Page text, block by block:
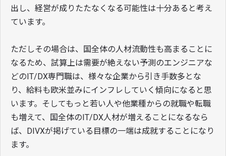
出し、経営が成りたたなくなる可能性は十分あると考え
ています。
ただしその場合は、国全体の人材流動性も高まることに
なるため、試算上は需要が絶えない予測のエンジニアな
どのIT/DX専門職は、様々な企業から引き手数多とな
り、給料も欧米並みにインフレしていく傾向になると思
います。そしてもっと若い人や他業種からの就職や転職
も増えて、国全体のIT/DX人材が増えることになるなら
ば、DIVXが掲げている目標の一端は成就することになり
ます。